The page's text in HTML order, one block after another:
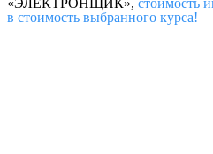
«ЭЛЕКТРОНЩИК», стоимость
в стоимость выбранного курса!